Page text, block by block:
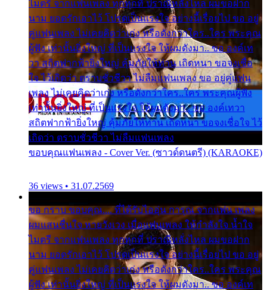
ไมตรี จากแฟนเพลง ทุกทุกที่ ปราณีหลั่งไหล ผมขอฝาก
นาม ยอดรักเอาไว้ โปรดเป็นแรงใจ อย่างนี้เรื่อยไป ขอ อยู่
คู่แฟนเพลง ไม่เคยคิดว่าเก่ง หรือดังกว่าใคร..ใคร พระคุณ
ผู้ฟัง เท่านั้นยิ่งใหญ่ ที่เป็นแรงใจ ให้ผมดังมา.. ขอ องค์เท
วา สถิตฟากฟ้ายิ่งใหญ่ คุ้มภัยให้ท่าน เถิดหนา ขอจงเชื่อ
ใจ ไว้เถิดว่า ตราบชั่วชีวา ไม่ลืมแฟนเพลง ขอ อยู่คู่แฟน
เพลง ไม่เคยคิดว่าเก่ง หรือดังกว่าใคร..ใคร พระคุณผู้ฟัง
เท่านั้นยิ่งใหญ่ ที่เป็นแรงใจ ให้ผมดังมา.. ขอ องค์เทวา
สถิตฟากฟ้ายิ่งใหญ่ คุ้มภัยให้ท่าน เถิดหนา ขอจงเชื่อใจ ไว้
เถิดว่า ตราบชั่วชีวา ไม่ลืมแฟนเพลง
ขอบคุณแฟนเพลง - Cover Ver. (ซาวด์ดนตรี) (KARAOKE)
36 views • 31.07.2569
ขอ กราบ ขอบคุณ.... ที่ได้รับไออุ่น การุณ จากแฟน เพลง
ผมแสนชื่นใจ หายวังเวง เมื่อแฟนเพลง ให้กำลังใจ น้ำใจ
ไมตรี จากแฟนเพลง ทุกทุกที่ ปราณีหลั่งไหล ผมขอฝาก
นาม ยอดรักเอาไว้ โปรดเป็นแรงใจ อย่างนี้เรื่อยไป ขอ อยู่
คู่แฟนเพลง ไม่เคยคิดว่าเก่ง หรือดังกว่าใคร..ใคร พระคุณ
ผู้ฟัง เท่านั้นยิ่งใหญ่ ที่เป็นแรงใจ ให้ผมดังมา.. ขอ องค์เท